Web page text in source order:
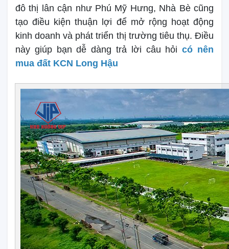
đô thị lân cận như Phú Mỹ Hưng, Nhà Bè cũng
tạo điều kiện thuận lợi để mở rộng hoạt động
kinh doanh và phát triển thị trường tiêu thụ. Điều
này giúp bạn dễ dàng trả lời câu hỏicó nên
mua đất KCN Long Hậu